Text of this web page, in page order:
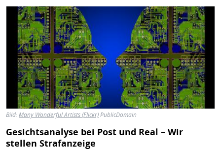
Bild
Bild:Many Wonderful Artists (Flickr)PublicDomain
Gesichtsanalyse bei Post und Real – Wir
stellen Strafanzeige